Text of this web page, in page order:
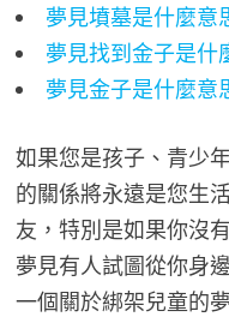
夢見墳墓是什麼意
夢見找到金子是什
夢見金子是什麼意
如果您是孩子、青少
的關係將永遠是您生
友，特別是如果你沒
夢見有人試圖從你身
一個關於綁架兒童的